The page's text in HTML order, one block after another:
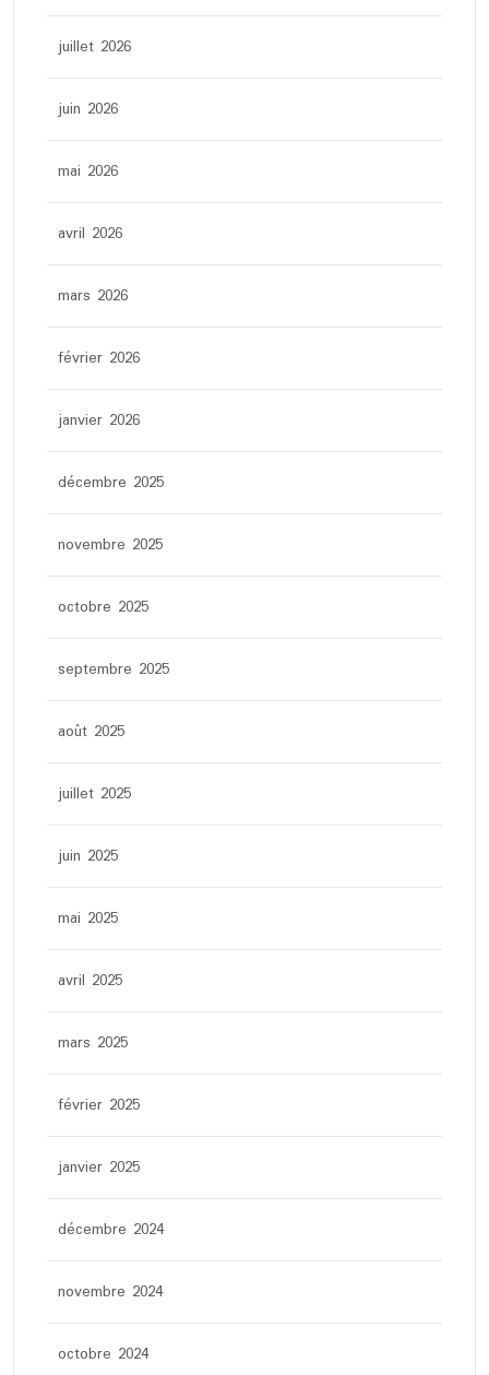
juillet 2026
juin 2026
mai 2026
avril 2026
mars 2026
février 2026
janvier 2026
décembre 2025
novembre 2025
octobre 2025
septembre 2025
août 2025
juillet 2025
juin 2025
mai 2025
avril 2025
mars 2025
février 2025
janvier 2025
décembre 2024
novembre 2024
octobre 2024